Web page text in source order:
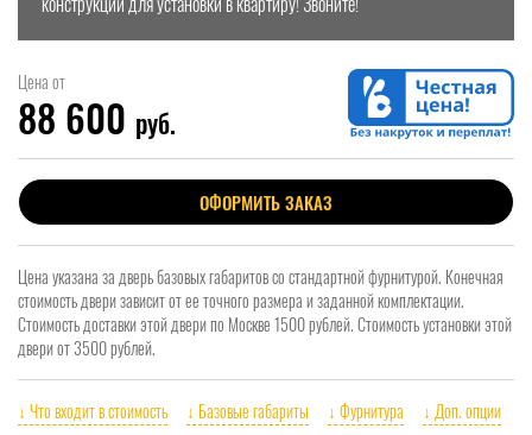
Цена от
88 600 руб.
ОФОРМИТЬ ЗАКАЗ
Цена указана за дверь базовых габаритов со стандартной фурнитурой. Конечная
стоимость двери зависит от ее точного размера и заданной комплектации.
Стоимость доставки этой двери по Москве 1500 рублей. Стоимость установки этой
двери от 3500 рублей.
↓ Что входит в стоимость ↓ Базовые габариты ↓ Фурнитура
↓ Доп. опции